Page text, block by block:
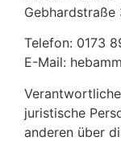
Gebhardstraße
Telefon: 0173
E-Mail:
juristische
anderen über